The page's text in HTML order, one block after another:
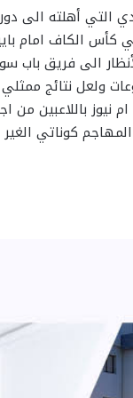
التي أهلته الى
الكاف امام
الى فريق باب
ولعل نتائج
نيوز باللاعبين
كوناتي